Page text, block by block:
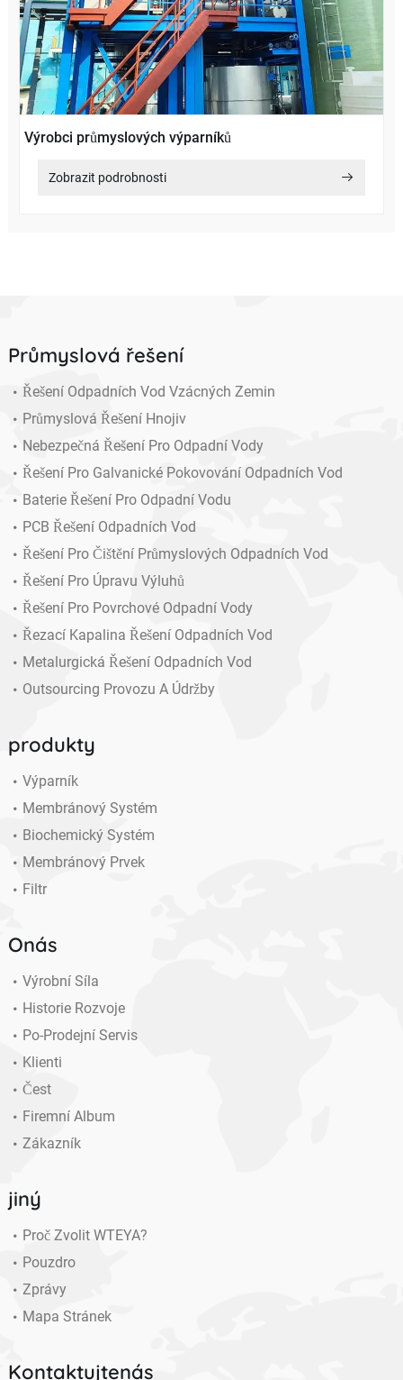
Výrobci průmyslových výparníků
Zobrazit podrobnosti
Průmyslová řešení
Řešení Odpadních Vod Vzácných Zemin
Průmyslová Řešení Hnojiv
Nebezpečná Řešení Pro Odpadní Vody
Řešení Pro Galvanické Pokovování Odpadních Vod
Baterie Řešení Pro Odpadní Vodu
PCB Řešení Odpadních Vod
Řešení Pro Čištění Průmyslových Odpadních Vod
Řešení Pro Úpravu Výluhů
Řešení Pro Povrchové Odpadní Vody
Řezací Kapalina Řešení Odpadních Vod
Metalurgická Řešení Odpadních Vod
Outsourcing Provozu A Údržby
produkty
Výparník
Membránový Systém
Biochemický Systém
Membránový Prvek
Filtr
Onás
Výrobní Síla
Historie Rozvoje
Po-Prodejní Servis
Klienti
Čest
Firemní Album
Zákazník
jiný
Proč Zvolit WTEYA?
Pouzdro
Zprávy
Mapa Stránek
Kontaktujtenás